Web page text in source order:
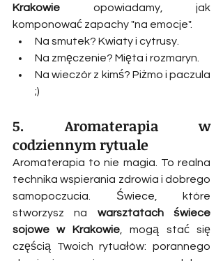
Krakowie opowiadamy, jak
komponować zapachy "na emocje".
Na smutek? Kwiaty i cytrusy.
Na zmęczenie? Mięta i rozmaryn.
Na wieczór z kimś? Piżmo i paczula
;)
5. Aromaterapia w
codziennym rytuale
Aromaterapia to nie magia. To realna
technika wspierania zdrowia i dobrego
samopoczucia. Świece, które
stworzysz na warsztatach świece
sojowe w Krakowie, mogą stać się
częścią Twoich rytuałów: porannego